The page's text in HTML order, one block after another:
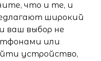
что и те, и
широкий
ваш выбор не
или
устройство,